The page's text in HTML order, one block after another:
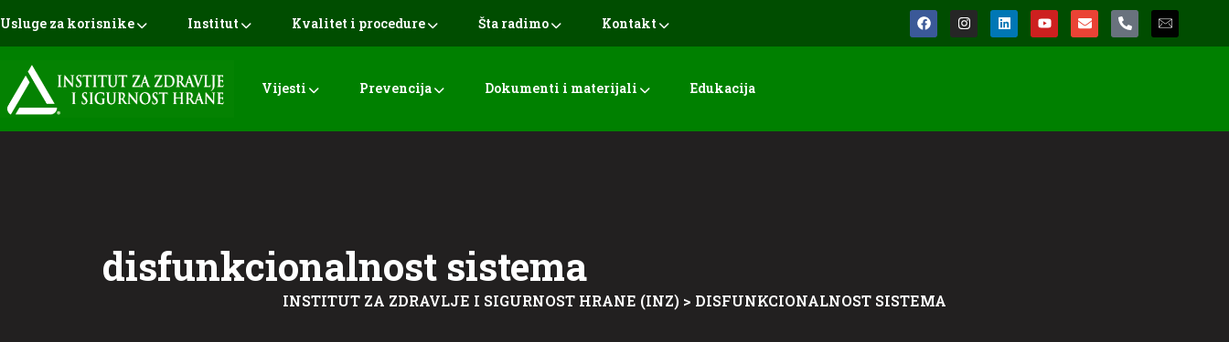
Usluge za korisnike Institut Kvalitet i procedure Šta radimo Kontakt
Vijesti Prevencija Dokumenti i materijali Edukacija
disfunkcionalnost sistema
INSTITUT ZA ZDRAVLJE I SIGURNOST HRANE (INZ) > DISFUNKCIONALNOST SISTEMA